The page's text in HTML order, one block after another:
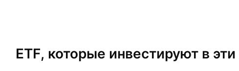
ETF, которые инвестируют в эти